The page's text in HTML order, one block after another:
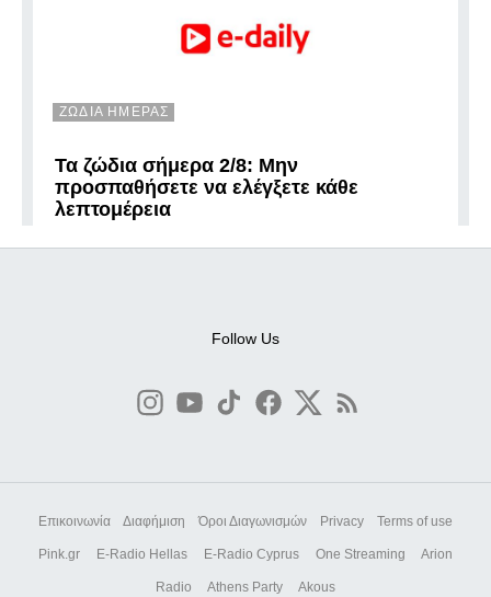
ΖΩΔΙΑ ΗΜΕΡΑΣ
Τα ζώδια σήμερα 2/8: Μην
προσπαθήσετε να ελέγξετε κάθε
λεπτομέρεια
Follow Us
Επικοινωνία Διαφήμιση Όροι Διαγωνισμών Privacy Terms of use
Pink.gr E-Radio Hellas E-Radio Cyprus One Streaming Arion
Radio Athens Party Akous